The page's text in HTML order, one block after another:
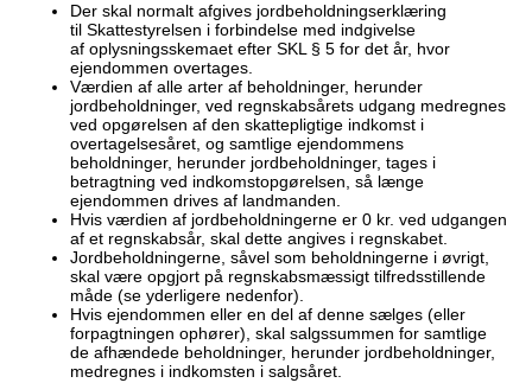
Der skal normalt afgives jordbeholdningserklæring
til Skattestyrelsen i forbindelse med indgivelse
af oplysningsskemaet efter SKL § 5 for det år, hvor
ejendommen overtages.
Værdien af alle arter af beholdninger, herunder
jordbeholdninger, ved regnskabsårets udgang medregnes
ved opgørelsen af den skattepligtige indkomst i
overtagelsesåret, og samtlige ejendommens
beholdninger, herunder jordbeholdninger, tages i
betragtning ved indkomstopgørelsen, så længe
ejendommen drives af landmanden.
Hvis værdien af jordbeholdningerne er 0 kr. ved udgangen
af et regnskabsår, skal dette angives i regnskabet.
Jordbeholdningerne, såvel som beholdningerne i øvrigt,
skal være opgjort på regnskabsmæssigt tilfredsstillende
måde (se yderligere nedenfor).
Hvis ejendommen eller en del af denne sælges (eller
forpagtningen ophører), skal salgssummen for samtlige
de afhændede beholdninger, herunder jordbeholdninger,
medregnes i indkomsten i salgsåret.